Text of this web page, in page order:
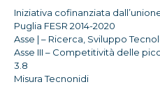
Iniziativa cofinanziata
Puglia FESR 2014-2020
Asse | – Ricerca, Sviluppo
Asse III – Competitività delle
3.8
Misura Tecnonidi